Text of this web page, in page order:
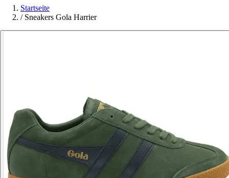
Startseite
/ Sneakers Gola Harrier